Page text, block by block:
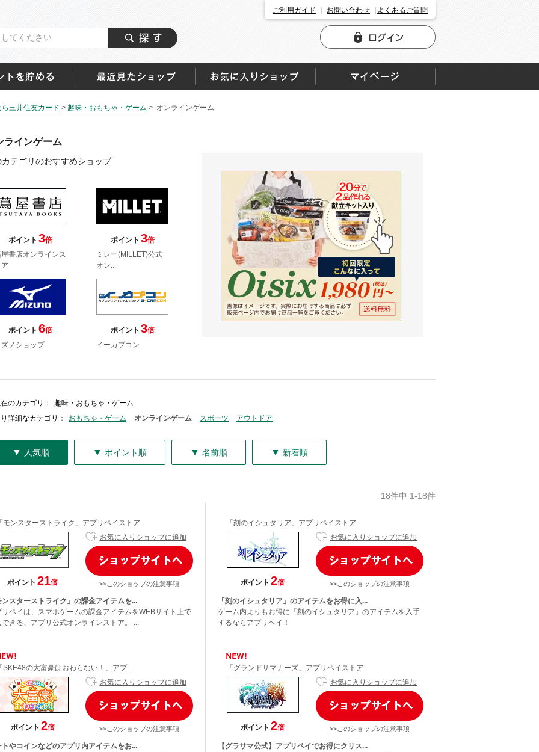
ご利用ガイド お問い合わせ よくあるご質問
三井住友カード > 趣味・おもちゃ・ゲーム > オンラインゲーム
ラインゲーム
カテゴリのおすすめショップ
ポイント 3倍
書店オンラインス
ア
ポイント 3倍
ミレー(MILLET)公式
オン...
ポイント 6倍
ズノショップ
ポイント 3倍
イーカプコン
のカテゴリ ：
趣味・おもちゃ・ゲーム
詳細なカテゴリ ： おもちゃ・ゲーム オンラインゲーム スポーツ アウトドア
▼ 人気順 ▼ ポイント順 ▼ 名前順 ▼ 新着順
18件中 1-18件
「モンスターストライク」アプリペイストア
ポイント 21倍
お気に入りショップに追加
>>このショップの注意事項
ンスターストライク」の課金アイテムを...
リペイは、スマホゲームの課金アイテムをWEBサイト上で
できる、アプリ公式オンラインストア。 ...
「刻のイシュタリア」アプリペイストア
ポイント 2倍
お気に入りショップに追加
>>このショップの注意事項
「刻のイシュタリア」のアイテムをお得に入...
ゲーム内よりもお得に「刻のイシュタリア」のアイテムを入手
するならアプリペイ！
「SKE48の大富豪はおわらない！」アプ...
ポイント 2倍
お気に入りショップに追加
>>このショップの注意事項
トやコインなどのアプリ内アイテムをお...
「グランドサマナーズ」アプリペイストア
ポイント 2倍
お気に入りショップに追加
>>このショップの注意事項
【グラサマ公式】アプリペイでお得にクリス...